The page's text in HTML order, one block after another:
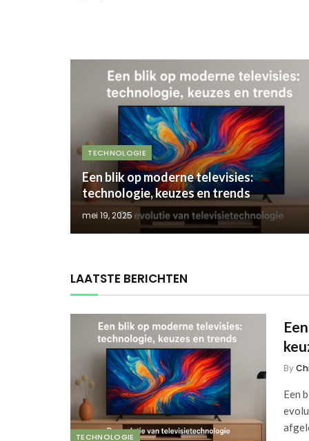
TECHNOLOGIE
Een blik op moderne televisies:
technologie, keuzes en trends
mei 19, 2025
LAATSTE BERICHTEN
TECHNOLOGIE
By
Een